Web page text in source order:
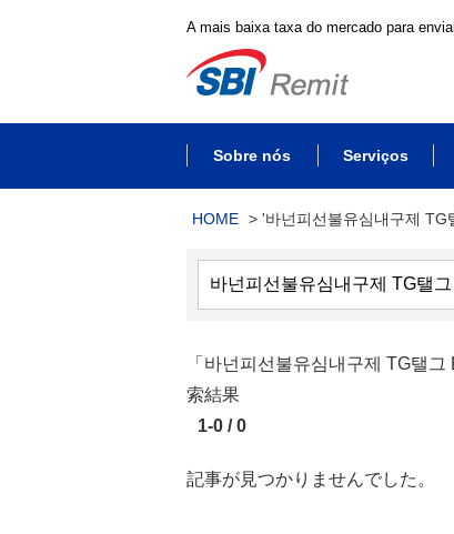
A mais baixa taxa do mercado para
Sobre nós Serviços
HOME > '바넌피선불유심내구제 TG
「바넌피선불유심내구제 TG탤
索結果
1-0 / 0
記事が見つかりませんでした。